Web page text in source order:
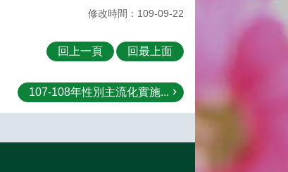
修改時間：109-09-22
回上一頁 回最上面
107-108年性別主流化實施...